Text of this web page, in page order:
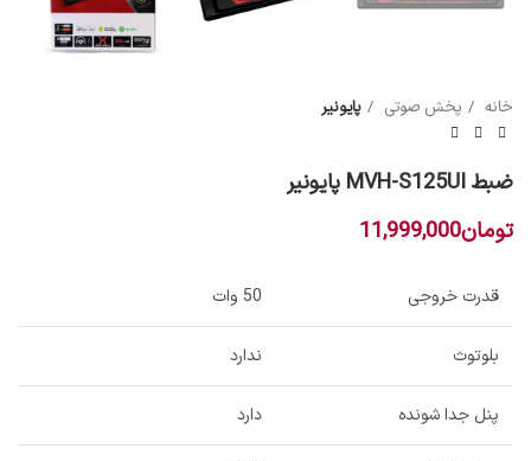
خانه پخش صوتی پایونیر
ضبط MVH-S125UI پایونیر
تومان11,999,000
قدرت خروجی 50 وات
بلوتوث ندارد
پنل جدا شونده دارد